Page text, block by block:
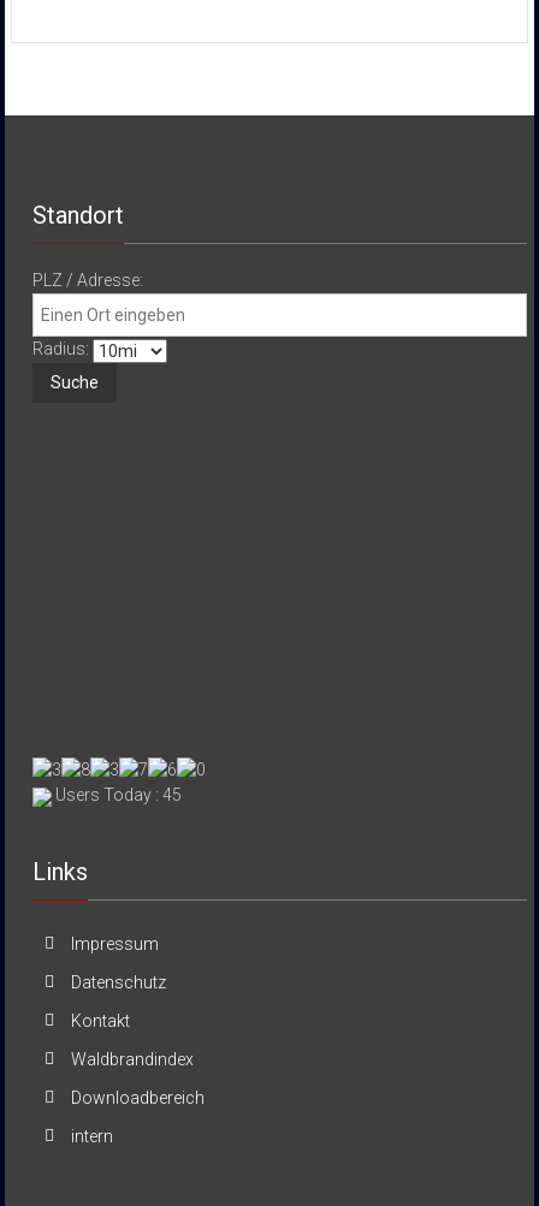
Standort
PLZ / Adresse:
Radius:
Users Today : 45
Links
Impressum
Datenschutz
Kontakt
Waldbrandindex
Downloadbereich
intern